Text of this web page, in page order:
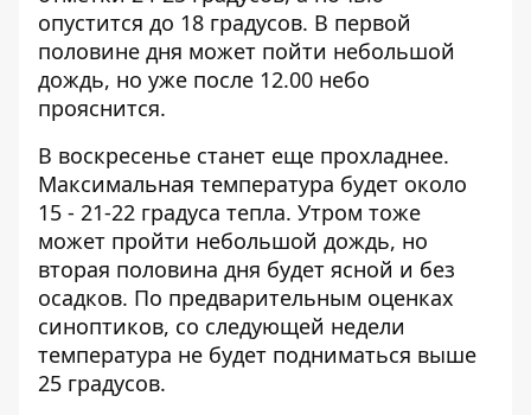
опустится до 18 градусов. В первой
половине дня может пойти небольшой
дождь, но уже после 12.00 небо
прояснится.
В воскресенье станет еще прохладнее.
Максимальная температура будет около
15 - 21-22 градуса тепла. Утром тоже
может пройти небольшой дождь, но
вторая половина дня будет ясной и без
осадков. По предварительным оценках
синоптиков, со следующей недели
температура не будет подниматься выше
25 градусов.